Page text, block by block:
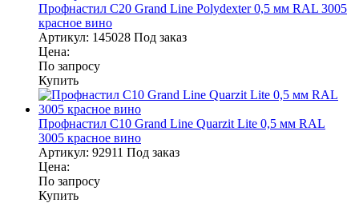
Профнастил С20 Grand Line Polydexter 0,5 мм RAL 3005
красное вино
Артикул: 145028 Под заказ
Цена:
По запросу
Купить
Профнастил С10 Grand Line Quarzit Lite 0,5 мм RAL
3005 красное вино
Артикул: 92911 Под заказ
Цена:
По запросу
Купить